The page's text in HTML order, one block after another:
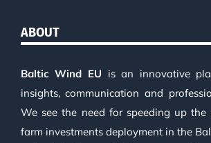
ABOUT
Baltic Wind EU is an innovative
insights, communication and
We see the need for speeding up the
farm investments deployment in the